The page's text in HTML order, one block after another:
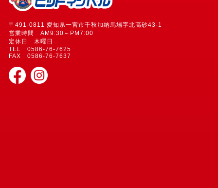
〒491-0811 愛知県一宮市千秋加納馬場字北高砂43-1
営業時間 AM9:30～PM7:00
定休日 木曜日
TEL 0586-76-7625
FAX 0586-76-7637